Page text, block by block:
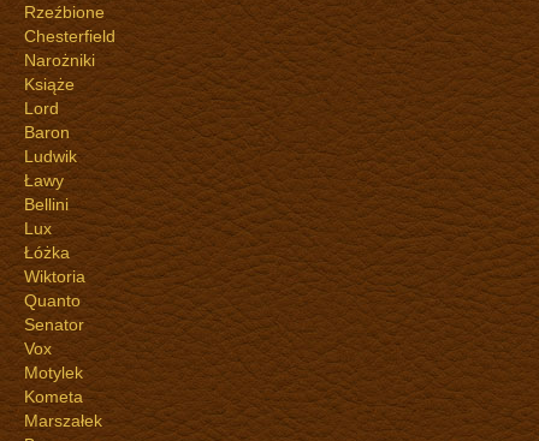
Rzeźbione
Chesterfield
Narożniki
Książe
Lord
Baron
Ludwik
Ławy
Bellini
Lux
Łóżka
Wiktoria
Quanto
Senator
Vox
Motylek
Kometa
Marszałek